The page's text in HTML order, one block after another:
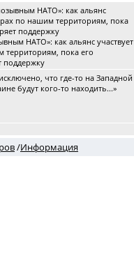
НАТО»: как альянс участвует
территориям, пока его
поддержку
что где-то на Западной
будут кого-то находить...»
/Информация